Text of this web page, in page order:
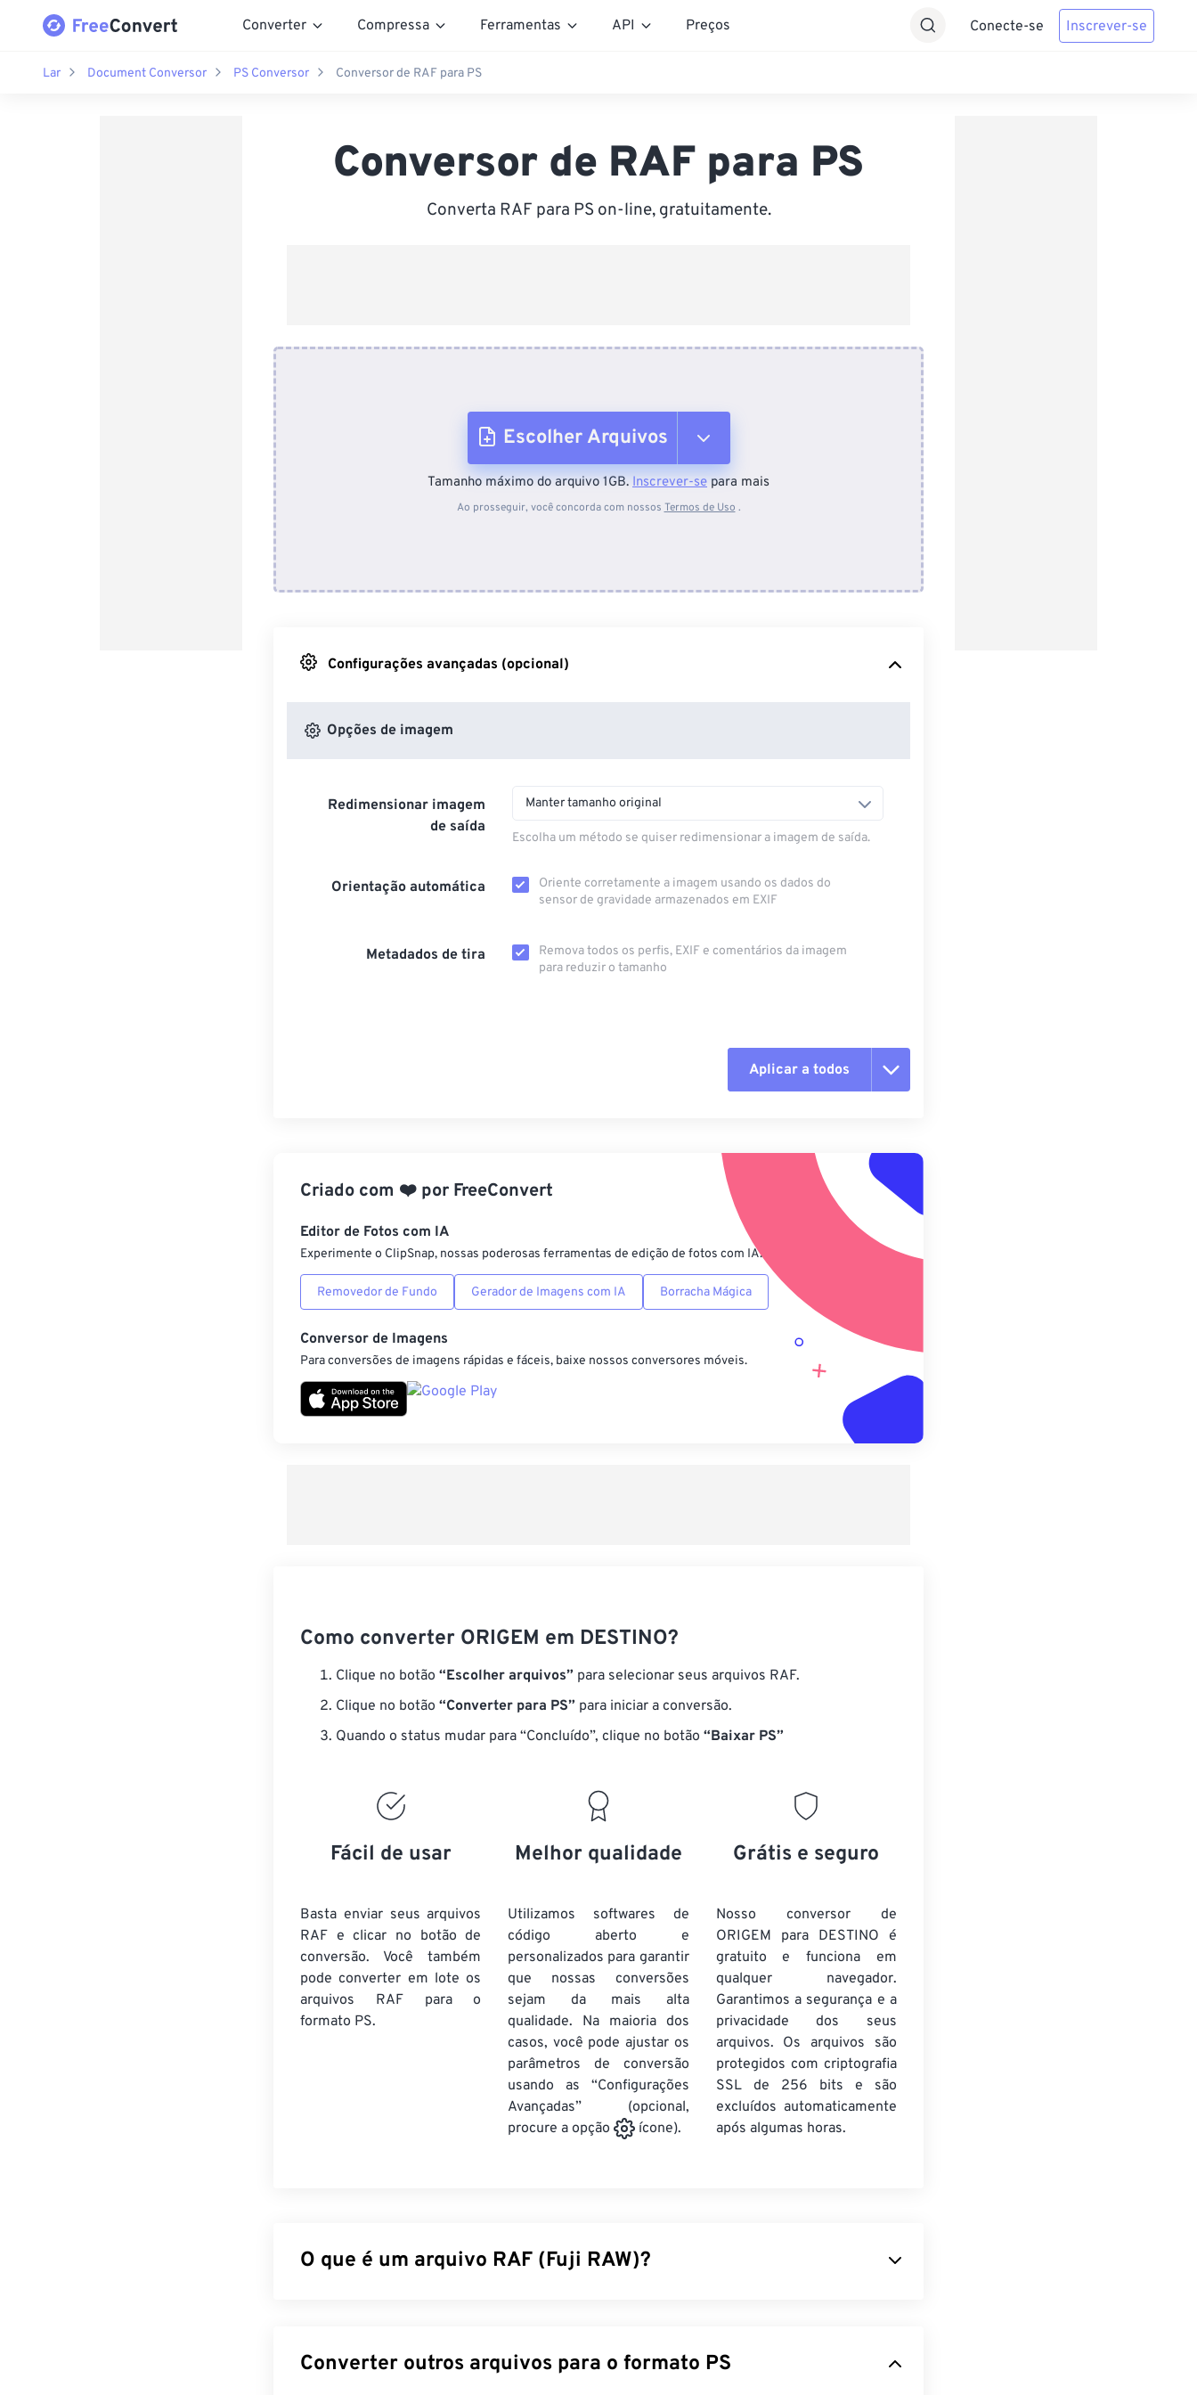
Converter Compressa Ferramentas API Preços Conecte-se Inscrever-se
Lar Document Conversor PS Conversor Conversor de RAF para PS
Conversor de RAF para PS
Converta RAF para PS on-line, gratuitamente.
Escolher Arquivos
Do dispositivo
Tamanho máximo do arquivo 1GB. Inscrever-se para mais
Ao prosseguir, você concorda com nossos Termos de Uso .
Configurações avançadas (opcional)
Opções de imagem
Redimensionar imagem
de saída
Manter tamanho original
Escolha um método se quiser redimensionar a imagem de saída.
Orientação automática
Oriente corretamente a imagem usando os dados do
sensor de gravidade armazenados em EXIF
Metadados de tira
Remova todos os perfis, EXIF ​​e comentários da imagem
para reduzir o tamanho
Aplicar a todos
Aplicar a partir da predefinição
Salvar como predefinição
Criado com ❤️ por FreeConvert
Editor de Fotos com IA
Experimente o ClipSnap, nossas poderosas ferramentas de edição de fotos com IA.
Removedor de Fundo Gerador de Imagens com IA Borracha Mágica
Conversor de Imagens
Para conversões de imagens rápidas e fáceis, baixe nossos conversores móveis.
Como converter ORIGEM em DESTINO?
Clique no botão “Escolher arquivos” para selecionar seus arquivos RAF.
Clique no botão “Converter para PS” para iniciar a conversão.
Quando o status mudar para “Concluído”, clique no botão “Baixar PS”
Fácil de usar
Basta enviar seus arquivos
RAF e clicar no botão de
conversão. Você também
pode converter em loteos
arquivos RAFpara o
formato PS.
Melhor qualidade
Utilizamos softwares de
código aberto e
personalizados para garantir
que nossas conversões
sejam da mais alta
qualidade. Na maioria dos
casos, você pode ajustar os
parâmetros de conversão
usando as “Configurações
Avançadas” (opcional,
procure a opção
ícone).
Grátis e seguro
Nosso conversor de
ORIGEM para DESTINO é
gratuito e funciona em
qualquer navegador.
Garantimos a segurança e a
privacidade dos seus
arquivos. Os arquivos são
protegidos com criptografia
SSL de 256 bits e são
excluídos automaticamente
após algumas horas.
O que é um arquivo RAF (Fuji RAW)?
câmera Fuji. RAF é uma imagem não processada que contém e preserva todas as
informações capturadas no momento em que a foto foi tirada. É mais comumente usado para
Converter outros arquivos para o formato PS